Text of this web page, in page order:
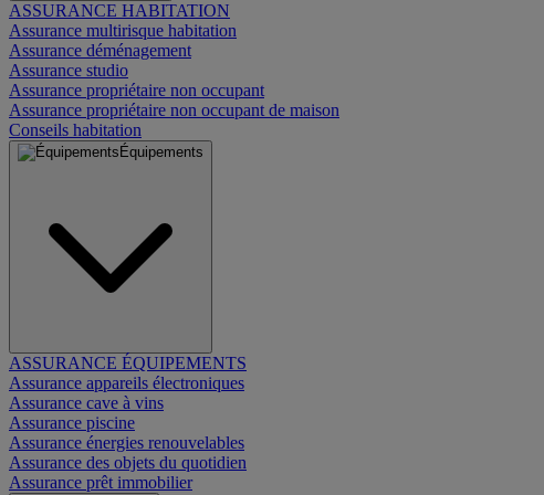
ASSURANCE HABITATION
Assurance multirisque habitation
Assurance déménagement
Assurance studio
Assurance propriétaire non occupant
Assurance propriétaire non occupant de maison
Conseils habitation
Équipements
ASSURANCE ÉQUIPEMENTS
Assurance appareils électroniques
Assurance cave à vins
Assurance piscine
Assurance énergies renouvelables
Assurance des objets du quotidien
Assurance prêt immobilier